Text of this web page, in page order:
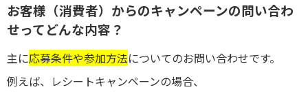
お客様（消費者）からのキャンペーンの問い合わ
せってどんな内容？
主に応募条件や参加方法についてのお問い合わせです。
例えば、レシートキャンペーンの場合、